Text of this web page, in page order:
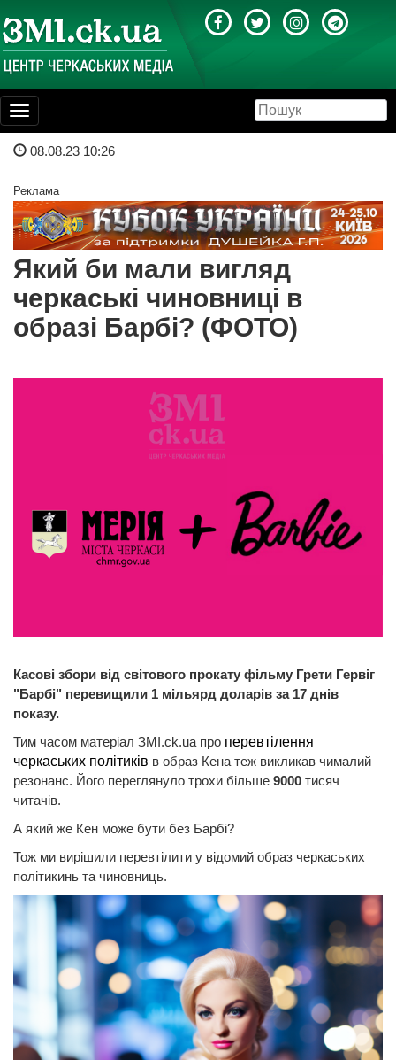
Toggle
navigation
08.08.23 10:26
Реклама
Який би мали вигляд
черкаські чиновниці в
образі Барбі? (ФОТО)
Касові збори від світового прокату фільму Грети Гервіг
"Барбі" перевищили 1 мільярд доларів за 17 днів
показу.
Тим часом матеріал ЗМІ.ck.ua про перевтілення
черкаських політиків в образ Кена теж викликав чималий
резонанс. Його переглянуло трохи більше 9000 тисяч
читачів.
А який же Кен може бути без Барбі?
Тож ми вирішили перевтілити у відомий образ черкаських
політикинь та чиновниць.